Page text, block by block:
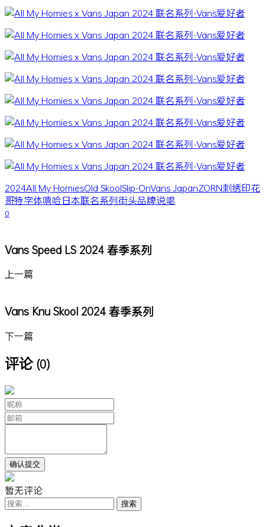
2024All My HomiesOld SkoolSlip-OnVans JapanZORN刺绣印花
哥特字体嘻哈日本联名系列街头品牌说唱
0
Vans Speed LS 2024 春季系列
上一篇
Vans Knu Skool 2024 春季系列
下一篇
评论 (0)
暂无评论
搜
索：